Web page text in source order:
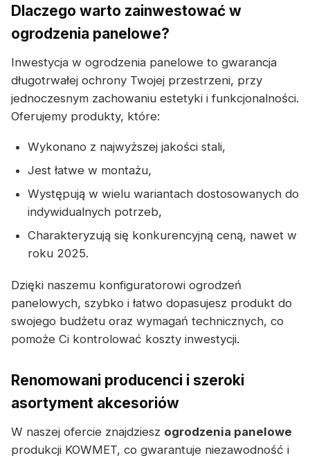
Dlaczego warto zainwestować w
ogrodzenia panelowe?
Inwestycja w ogrodzenia panelowe to gwarancja
długotrwałej ochrony Twojej przestrzeni, przy
jednoczesnym zachowaniu estetyki i funkcjonalności.
Oferujemy produkty, które:
Wykonano z najwyższej jakości stali,
Jest łatwe w montażu,
Występują w wielu wariantach dostosowanych do
indywidualnych potrzeb,
Charakteryzują się konkurencyjną ceną, nawet w
roku 2025.
Dzięki naszemu konfiguratorowi ogrodzeń
panelowych, szybko i łatwo dopasujesz produkt do
swojego budżetu oraz wymagań technicznych, co
pomoże Ci kontrolować koszty inwestycji.
Renomowani producenci i szeroki
asortyment akcesoriów
W naszej ofercie znajdziesz ogrodzenia panelowe
produkcji KOWMET, co gwarantuje niezawodność i